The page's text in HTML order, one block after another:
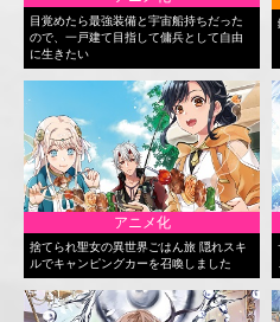
目覚めたら最強装備と宇宙船持ちだった
ので、一戸建て目指して傭兵として自由
に生きたい
アニメ化
捨てられ聖女の異世界ごはん旅 隠れスキ
ルでキャンピングカーを召喚しました